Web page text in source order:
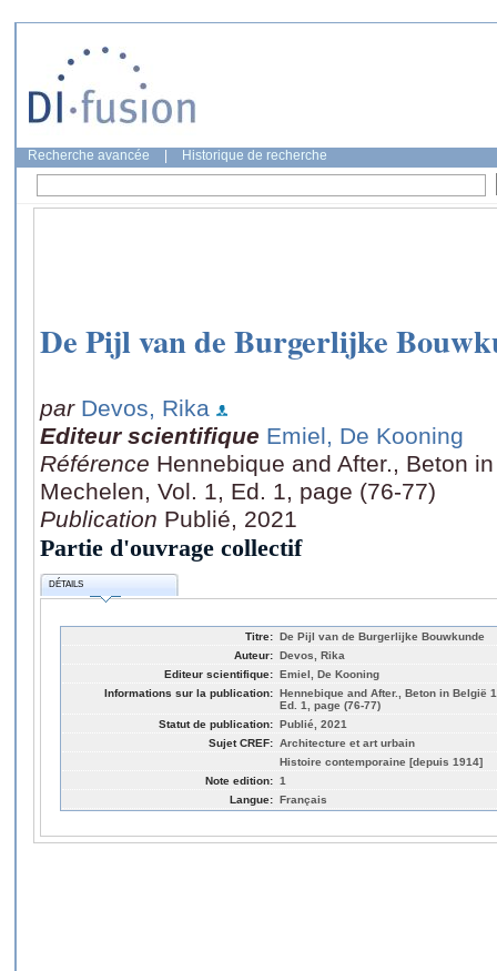
Recherche avancée Historique de recherche
De Pijl van de Burgerlijke
par Devos, Rika
Editeur scientifique Emiel, De Kooning
Référence Hennebique and After., Beton
Mechelen, Vol. 1, Ed. 1, page (76-77)
Publication Publié, 2021
Partie d'ouvrage collectif
DÉTAILS
Titre: De Pijl van de Burgerlijke Bouwkunde
Auteur: Devos, Rika
Editeur scientifique: Emiel, De Kooning
Informations sur la publication: Hennebique and After., Beton in België
Ed. 1, page (76-77)
Statut de publication: Publié, 2021
Sujet CREF: Architecture et art urbain
Histoire contemporaine [depuis 1914]
Note edition: 1
Langue: Français